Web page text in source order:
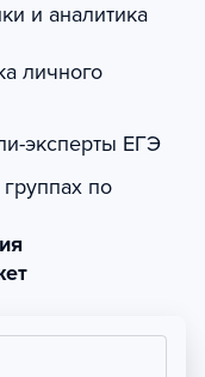
и аналитика
личного
эксперты ЕГЭ
по